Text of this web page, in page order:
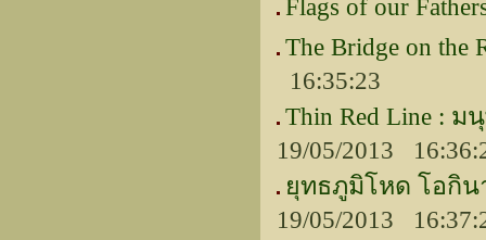
Flags of our
The Bridge on
16:35:23
Thin Red Line :
19/05/2013
ยุทธภูมิโหด โอกิน
19/05/2013